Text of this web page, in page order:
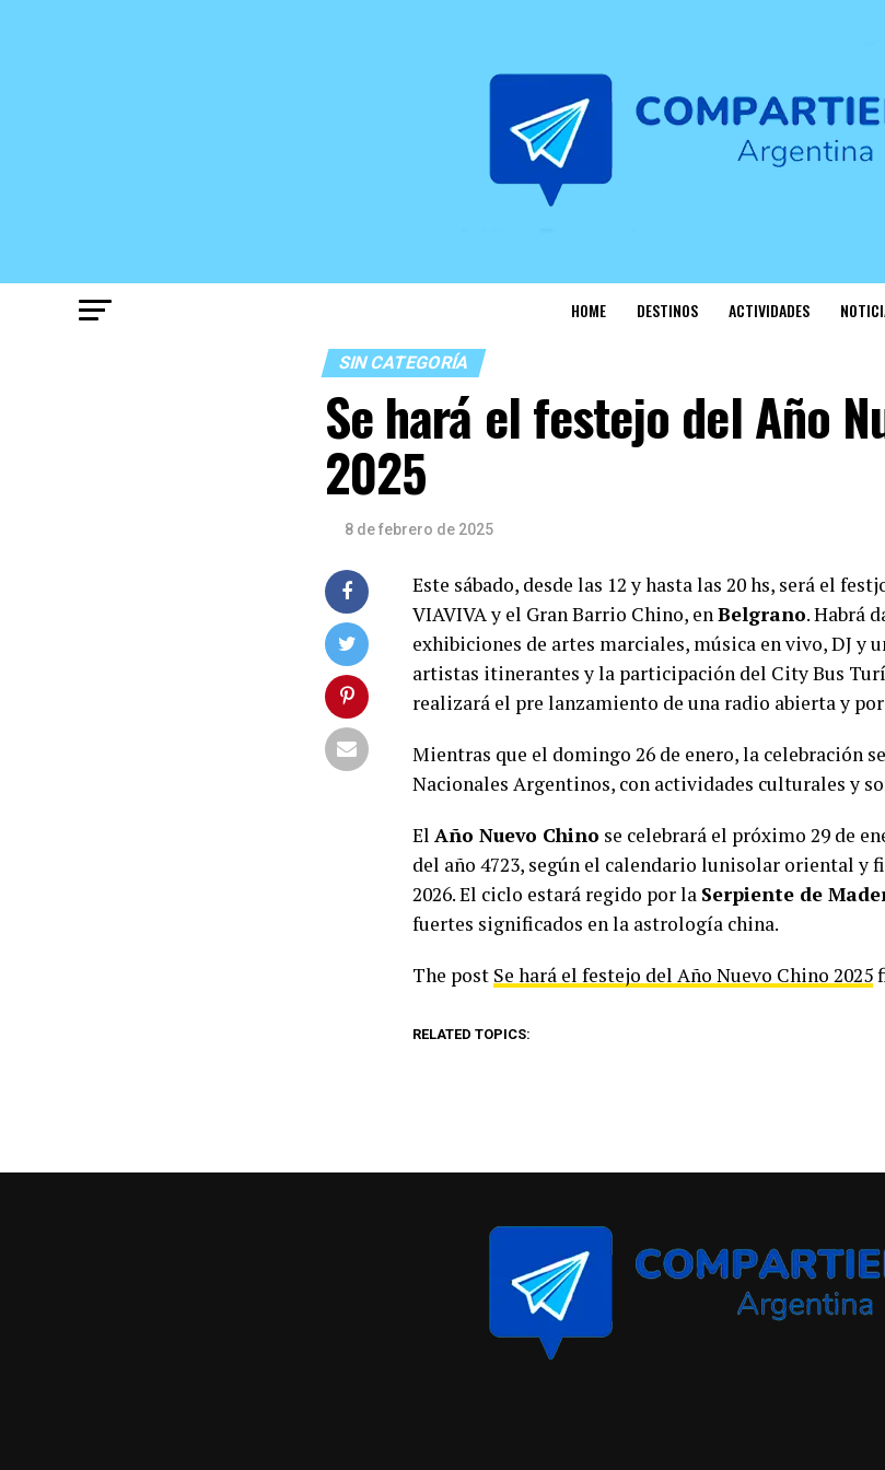
HOME DESTINOS ACTIVIDADES
SIN CATEGORÍA
Se hará el festejo del Año
2025
8 de febrero de 2025
Este sábado, desde las 12 y hasta las 20 hs, será el
VIAVIVA y el Gran Barrio Chino, enBelgrano. Habrá
exhibiciones de artes marciales, música en vivo, DJ y
artistas itinerantes y la participación del City Bus
realizará el pre lanzamiento de una radio abierta y
Mientras que el domingo 26 de enero, la celebración
Nacionales Argentinos, con actividades culturales y
El Año Nuevo Chino se celebrará el próximo 29 de
del año 4723, según el calendario lunisolar oriental y
2026. El ciclo estará regido por la Serpiente de
fuertes significados en la astrología china.
The post Se hará el festejo del Año Nuevo Chino 2025
RELATED TOPICS: